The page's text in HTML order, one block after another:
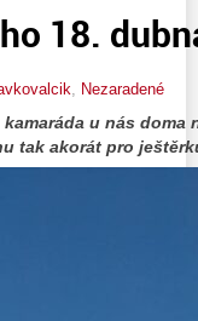
18.
Nezaradené
u nás doma
tak akorát pro